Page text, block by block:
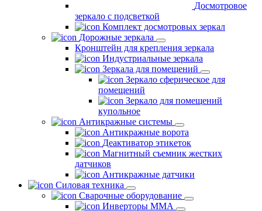
Досмотровое
зеркало с подсветкой
Комплект досмотровых зеркал
Дорожные зеркала
Кронштейн для крепления зеркала
Индустриальные зеркала
Зеркала для помещений
Зеркало сферическое для
помещений
Зеркало для помещений
купольное
Антикражные системы
Антикражные ворота
Деактиватор этикеток
Магнитный съемник жестких
датчиков
Антикражные датчики
Силовая техника
Сварочные оборудование
Инверторы ММА